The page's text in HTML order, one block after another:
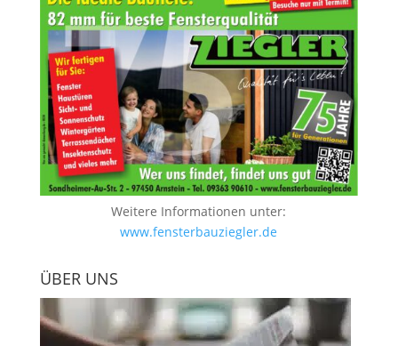
Weitere Informationen unter:
www.fensterbauziegler.de
ÜBER UNS